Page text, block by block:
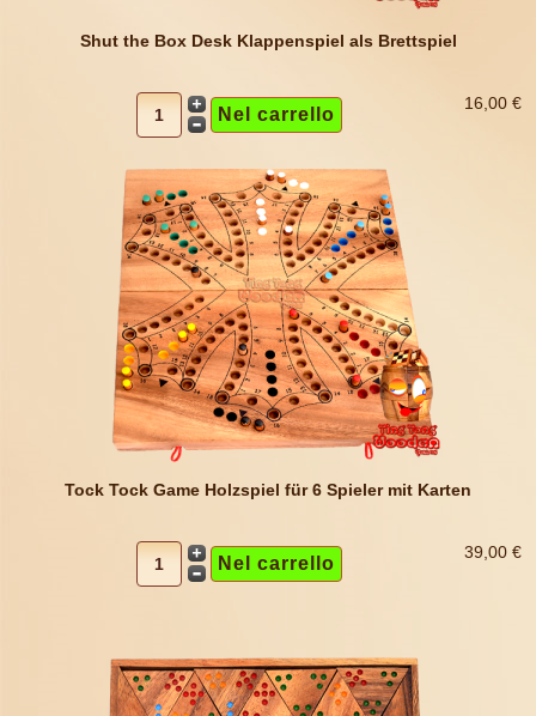
Shut the Box Desk Klappenspiel als Brettspiel
16,00 €
Tock Tock Game Holzspiel für 6 Spieler mit Karten
39,00 €